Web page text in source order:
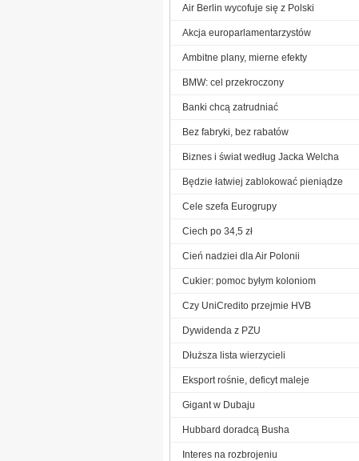
Air Berlin wycofuje się z Polski
Akcja europarlamentarzystów
Ambitne plany, mierne efekty
BMW: cel przekroczony
Banki chcą zatrudniać
Bez fabryki, bez rabatów
Biznes i świat według Jacka Welcha
Będzie łatwiej zablokować pieniądze
Cele szefa Eurogrupy
Ciech po 34,5 zł
Cień nadziei dla Air Polonii
Cukier: pomoc byłym koloniom
Czy UniCredito przejmie HVB
Dywidenda z PZU
Dłuższa lista wierzycieli
Eksport rośnie, deficyt maleje
Gigant w Dubaju
Hubbard doradcą Busha
Interes na rozbrojeniu